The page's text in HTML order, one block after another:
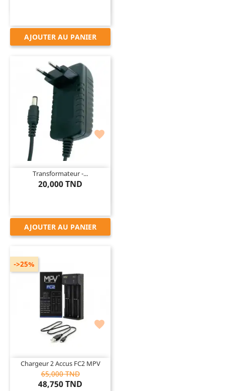
AJOUTER AU PANIER

Transformateur -...
20,000 TND
AJOUTER AU PANIER

Chargeur 2 Accus FC2 MPV
65,000 TND
48,750 TND
->25%